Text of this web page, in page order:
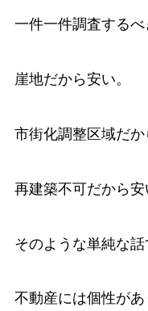
一件一件調査するべ
崖地だから安い。
市街化調整区域だか
再建築不可だから安
そのような単純な話
不動産には個性があ